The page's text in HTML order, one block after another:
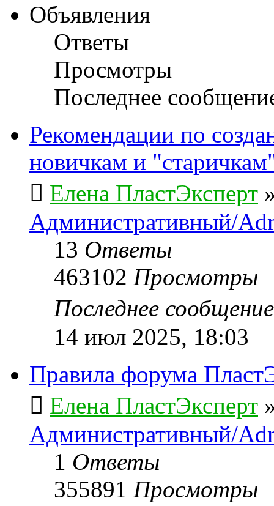
Объявления
Ответы
Просмотры
Последнее
Рекомендации по
новичкам и
Елена ПластЭксперт
Административный/
13 Ответы
463102 Просмотры
Последнее
14 июл 2025, 18:03
Правила форума
Елена ПластЭксперт
Административный/
1 Ответы
355891 Просмотры